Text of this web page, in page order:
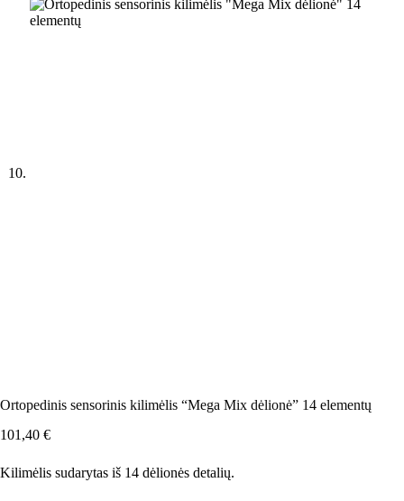
Ortopedinis sensorinis kilimėlis “Mega Mix dėlionė” 14 elementų
101,40 €
Kilimėlis sudarytas iš 14 dėlionės detalių.